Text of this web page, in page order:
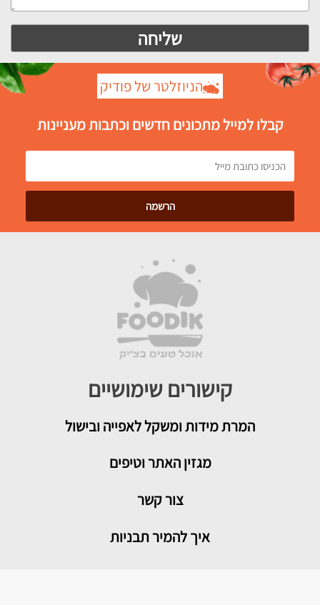
הניוזלטר של פודיק
קבלו למייל מתכונים חדשים וכתבות מעניינות
קישורים שימושיים
המרת מידות ומשקל לאפייה ובישול
מגזין האתר וטיפים
צור קשר
איך להמיר תבניות